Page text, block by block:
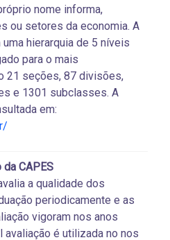
nome informa,
ou setores da economia. A
hierarquia de 5 níveis
para o mais
21 seções, 87 divisões,
e 1301 subclasses. A
em:
CAPES
a qualidade dos
periodicamente e as
vigoram nos anos
avaliação é utilizada no nos